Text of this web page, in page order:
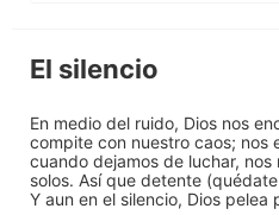
El silencio
En medio del ruido, Dios nos
compite con nuestro caos; nos
cuando dejamos de luchar,
solos. Así que detente
Y aun en el silencio, Dios pelea